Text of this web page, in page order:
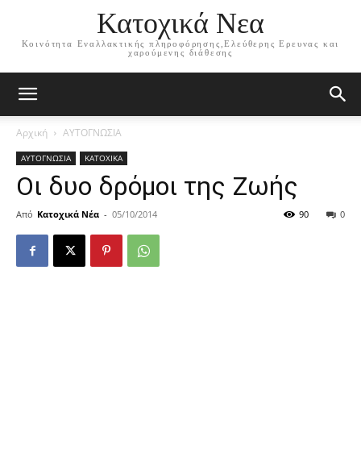
Κατοχικά Νεα
Κοινότητα Εναλλακτικής πληροφόρησης,Ελεύθερης Ερευνας και
χαρούμενης διάθεσης
Αρχική ΑΥΤΟΓΝΩΣΙΑ
ΑΥΤΟΓΝΩΣΙΑ ΚΑΤΟΧΙΚΑ
Οι δυο δρόμοι της Ζωής
Από Κατοχικά Νέα - 05/10/2014 0
90